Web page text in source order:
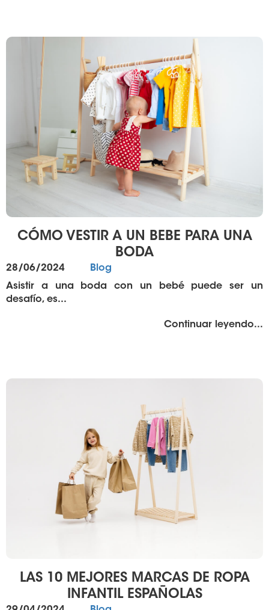
CÓMO VESTIR A UN BEBE PARA UNA
BODA
Publicado
el
28/06/2024 Categorías
Blog
Asistir a una boda con un bebé puede ser un
desafío, es...
Continuar leyendo...
LAS 10 MEJORES MARCAS DE ROPA
INFANTIL ESPAÑOLAS